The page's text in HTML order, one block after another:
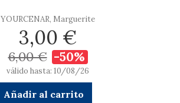
YOURCENAR, Marguerite
3,00 €
6,00 € -50%
válido hasta: 10/08/26
Añadir al carrito